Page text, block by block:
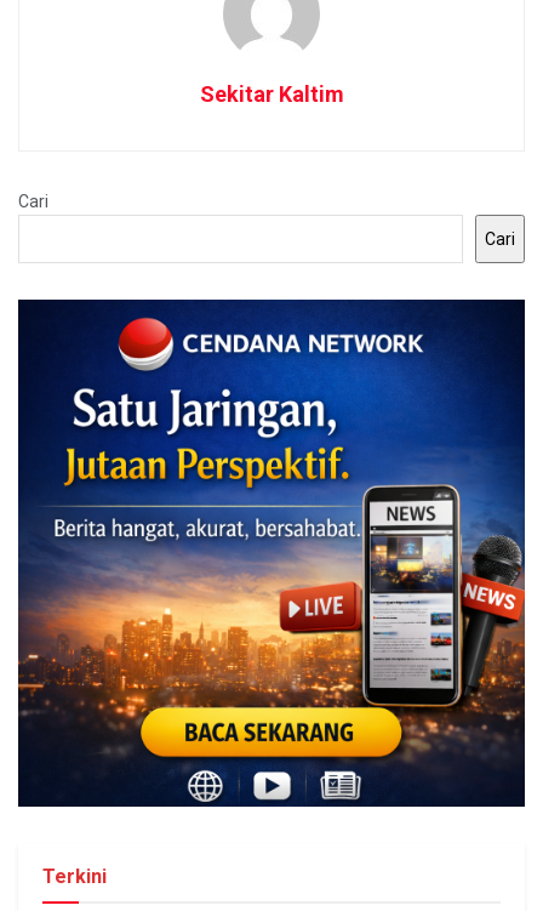
Sekitar Kaltim
Cari
Cari
Terkini